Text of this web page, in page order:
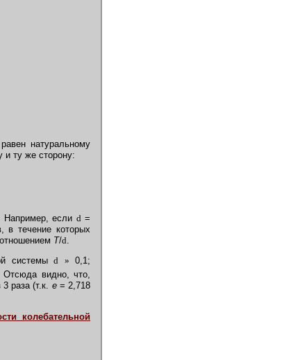
равен натуральному
ту же сторону:
если d=
в течение которых
Т/d.
системыd » 0,1;
Отсюда видно, что,
раза (т.к. е= 2,718
колебательной